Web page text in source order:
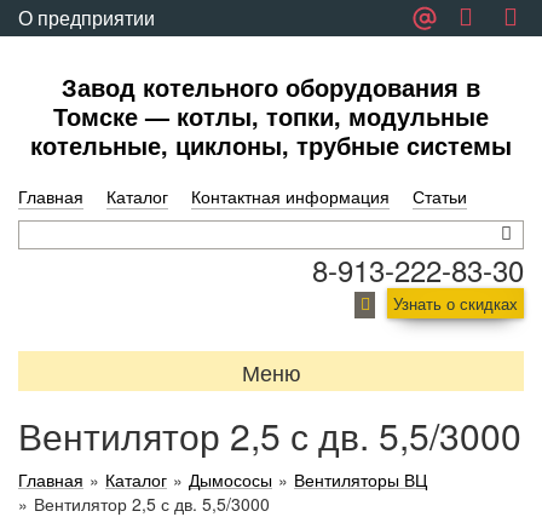
О предприятии
Завод котельного оборудования в
Томске — котлы, топки, модульные
котельные, циклоны, трубные системы
Главная Каталог Контактная информация Статьи
8-913-222-83-30
Узнать о скидках
Меню
Вентилятор 2,5 с дв. 5,5/3000
Главная » Каталог » Дымососы » Вентиляторы ВЦ
» Вентилятор 2,5 с дв. 5,5/3000